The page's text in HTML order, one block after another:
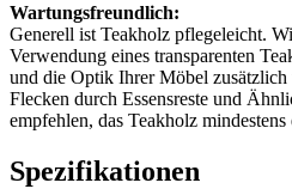
Wartungsfreundlich:
Generell ist Teakholz pflegeleicht.
Verwendung eines transparenten
und die Optik Ihrer Möbel
Flecken durch Essensreste und
empfehlen, das Teakholz
Spezifikationen